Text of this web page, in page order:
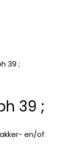
39 ;
en/of